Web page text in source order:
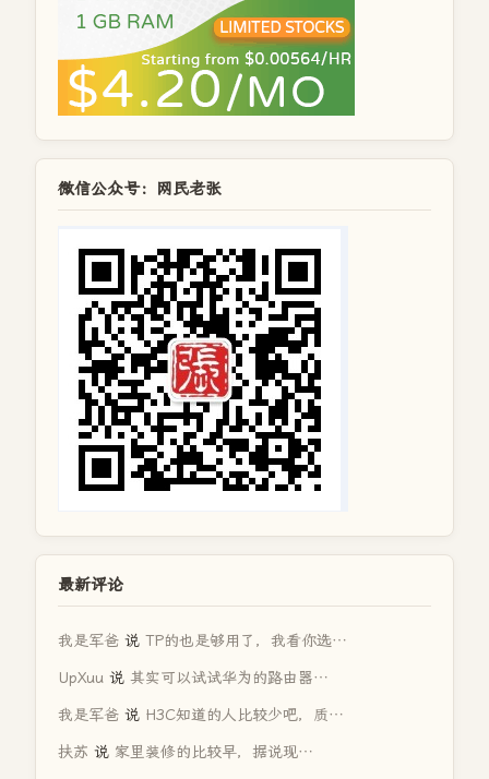
微信公众号：网民老张
最新评论
我是军爸 说 TP的也是够用了，我看你选…
UpXuu 说 其实可以试试华为的路由器…
我是军爸 说 H3C知道的人比较少吧，质…
扶苏 说 家里装修的比较早，据说现…